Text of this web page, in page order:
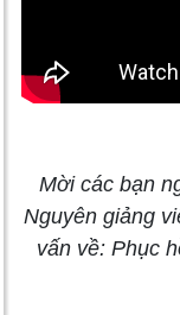
Mời các bạn
Nguyên giảng
vấn về: Phục